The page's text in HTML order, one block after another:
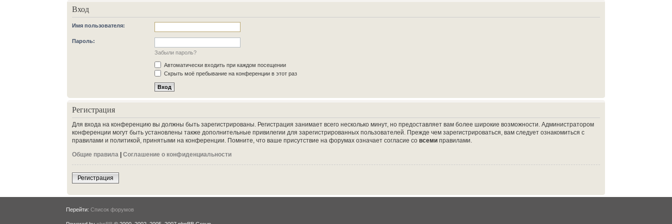
Вход
Имя пользователя:
Пароль:
Забыли пароль?
Автоматически входить при каждом посещении
Скрыть моё пребывание на конференции в этот раз
Регистрация
Для входа на конференцию вы должны быть зарегистрированы. Регистрация занимает всего несколько минут, но предоставляет вам более широкие возможности. Администратором
конференции могут быть установлены также дополнительные привилегии для зарегистрированных пользователей. Прежде чем зарегистрироваться, вам следует ознакомиться с
правилами и политикой, принятыми на конференции. Помните, что ваше присутствие на форумах означает согласие совсеми правилами.
Общие правила |Соглашение о конфиденциальности
Регистрация
Перейти: Список форумов